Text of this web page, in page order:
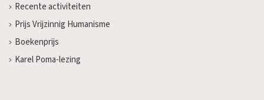
Recente activiteiten
Prijs Vrijzinnig Humanisme
Boekenprijs
Karel Poma-lezing